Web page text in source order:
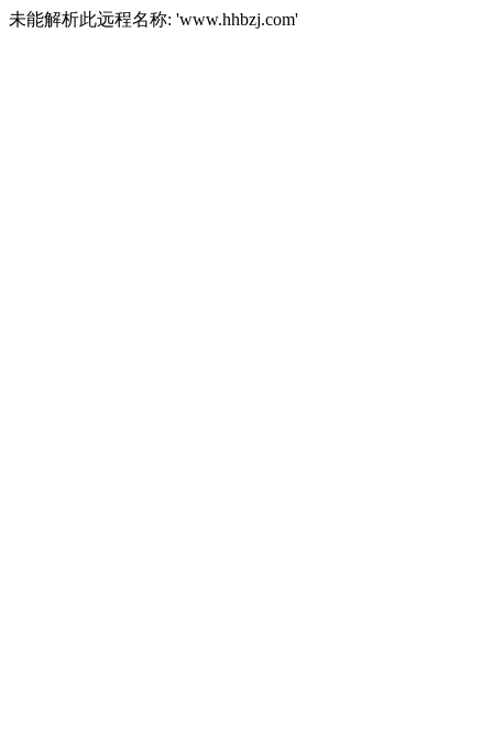
未能解析此远程名称: 'www.hhbzj.com'